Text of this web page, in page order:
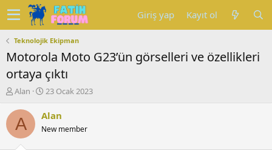
Giriş yap Kayıt ol
Teknolojik Ekipman
Motorola Moto G23’ün görselleri ve özellikleri
ortaya çıktı
K
n
u
y
Alan
B
ş
a
23 Ocak 2023
A Alan
New member